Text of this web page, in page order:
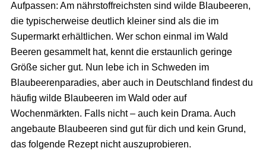
Aufpassen: Am nährstoffreichsten sind wilde Blaubeeren,
die typischerweise deutlich kleiner sind als die im
Supermarkt erhältlichen. Wer schon einmal im Wald
Beeren gesammelt hat, kennt die erstaunlich geringe
Größe sicher gut. Nun lebe ich in Schweden im
Blaubeerenparadies, aber auch in Deutschland findest du
häufig wilde Blaubeeren im Wald oder auf
Wochenmärkten. Falls nicht – auch kein Drama. Auch
angebaute Blaubeeren sind gut für dich und kein Grund,
das folgende Rezept nicht auszuprobieren.